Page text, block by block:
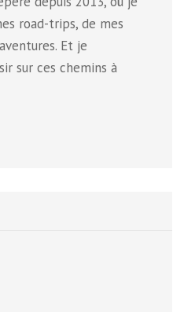
road-trips, de mes
Et je
sur ces chemins à